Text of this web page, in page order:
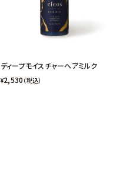
ディープモイスチャーヘアミルク
¥2,530 （税込）